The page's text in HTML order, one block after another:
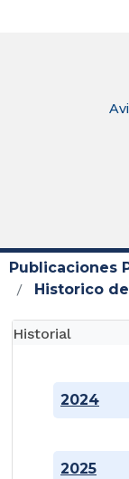
Publicaciones
Historico
Historial
2024
2025